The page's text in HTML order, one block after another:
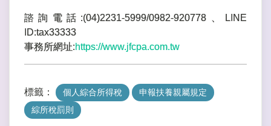
諮詢電話:(04)2231-5999/0982-920778、LINE
ID:tax33333
事務所網址:https://www.jfcpa.com.tw
標籤： 個人綜合所得稅
申報扶養親屬規定
綜所稅罰則